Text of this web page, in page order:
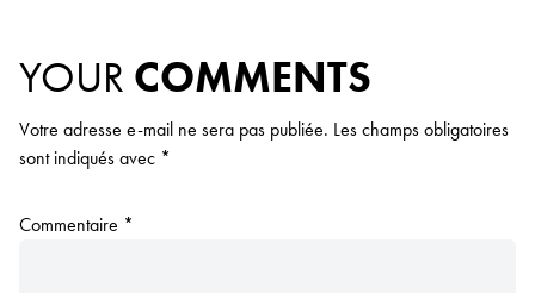
YOUR COMMENTS
Votre adresse e-mail ne sera pas publiée. Les champs obligatoires
sont indiqués avec *
Commentaire *